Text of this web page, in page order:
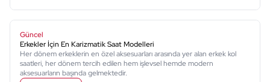
Güncel
Erkekler İçin En Karizmatik Saat Modelleri
Her dönem erkeklerin en özel aksesuarları arasında yer alan erkek kol
saatleri, her dönem tercih edilen hem işlevsel hemde modern
aksesuarların başında gelmektedir.